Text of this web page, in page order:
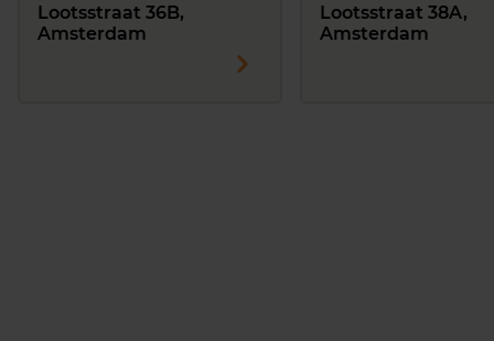
Lootsstraat 36B,
Amsterdam
Lootsstraat 38A,
Amsterdam